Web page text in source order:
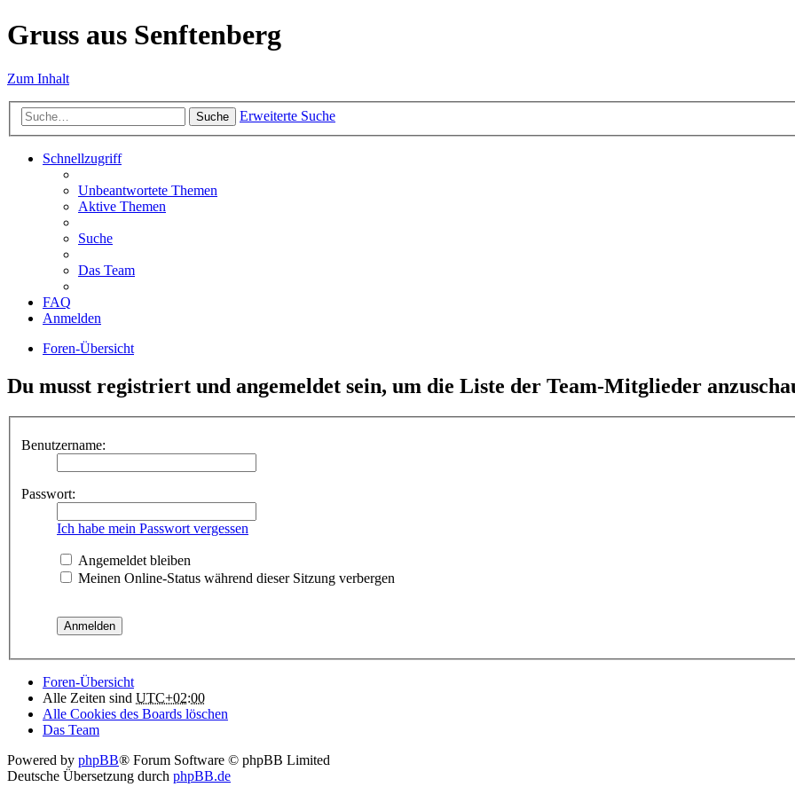
Gruss aus Senftenberg
Zum Inhalt
Suche Erweiterte Suche
Schnellzugriff
Unbeantwortete Themen
Aktive Themen
Suche
Das Team
FAQ
Anmelden
Foren-Übersicht
Du musst registriert und angemeldet sein, um die Liste der Team-Mitglieder
Benutzername:
Passwort:
Ich habe mein Passwort vergessen
Angemeldet bleiben
Meinen Online-Status während dieser Sitzung verbergen
Foren-Übersicht
Alle Zeiten sind UTC+02:00
Alle Cookies des Boards löschen
Das Team
Powered by phpBB® Forum Software © phpBB Limited
Deutsche Übersetzung durch phpBB.de